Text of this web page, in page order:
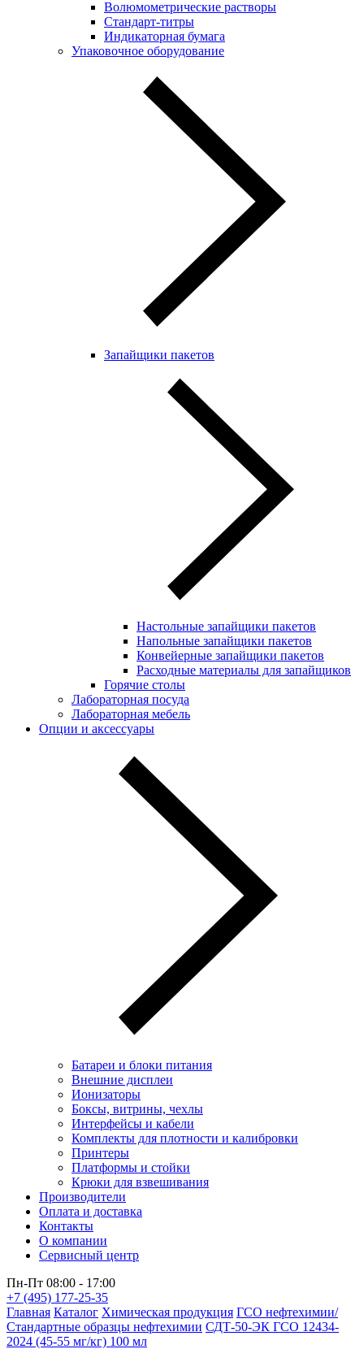
Волюмометрические растворы
Стандарт-титры
Индикаторная бумага
Упаковочное оборудование
Запайщики пакетов
Настольные запайщики пакетов
Напольные запайщики пакетов
Конвейерные запайщики пакетов
Расходные материалы для запайщиков
Горячие столы
Лабораторная посуда
Лабораторная мебель
Опции и аксессуары
Батареи и блоки питания
Внешние дисплеи
Ионизаторы
Боксы, витрины, чехлы
Интерфейсы и кабели
Комплекты для плотности и калибровки
Принтеры
Платформы и стойки
Крюки для взвешивания
Производители
Оплата и доставка
Контакты
О компании
Сервисный центр
Пн-Пт 08:00 - 17:00
+7 (495) 177-25-35
Главная Каталог Химическая продукция ГСО нефтехимии/
Стандартные образцы нефтехимии СДТ-50-ЭК ГСО 12434-
2024 (45-55 мг/кг) 100 мл